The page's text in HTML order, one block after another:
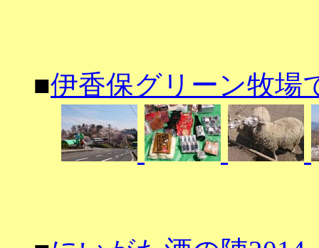
■伊香保グリーン牧場